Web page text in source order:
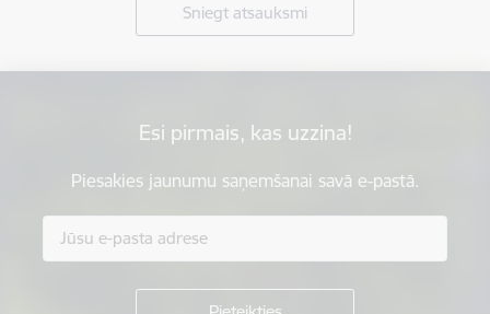
Sniegt atsauksmi
Esi pirmais, kas uzzina!
Piesakies jaunumu saņemšanai savā e-pastā.